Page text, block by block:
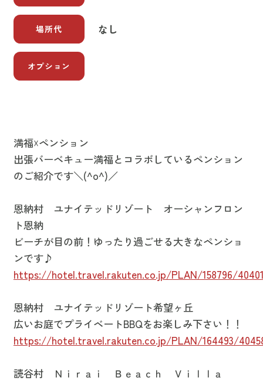
場所代 なし
オプション
満福☓ペンション
出張バーベキュー満福とコラボしているペンション
のご紹介です＼(^o^)／
恩納村 ユナイテッドリゾート オーシャンフロン
ト恩納
ビーチが目の前！ゆったり過ごせる大きなペンショ
ンです♪
https://hotel.travel.rakuten.co.jp/PLAN/158796/
恩納村 ユナイテッドリゾート希望ヶ丘
広いお庭でプライベートBBQをお楽しみ下さい！！
https://hotel.travel.rakuten.co.jp/PLAN/164493/
読谷村 Ｎｉｒａｉ Ｂｅａｃｈ Ｖｉｌｌａ